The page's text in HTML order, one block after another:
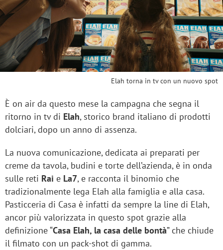
Elah torna in tv con un nuovo spot
È on air da questo mese la campagna che segna il
ritorno in tv di Elah, storico brand italiano di prodotti
dolciari, dopo un anno di assenza.
La nuova comunicazione, dedicata ai preparati per
creme da tavola, budini e torte dell’azienda, è in onda
sulle reti Rai e La7, e racconta il binomio che
tradizionalmente lega Elah alla famiglia e alla casa.
Pasticceria di Casa è infatti da sempre la line di Elah,
ancor più valorizzata in questo spot grazie alla
definizione “Casa Elah, la casa delle bontà” che chiude
il filmato con un pack-shot di gamma.